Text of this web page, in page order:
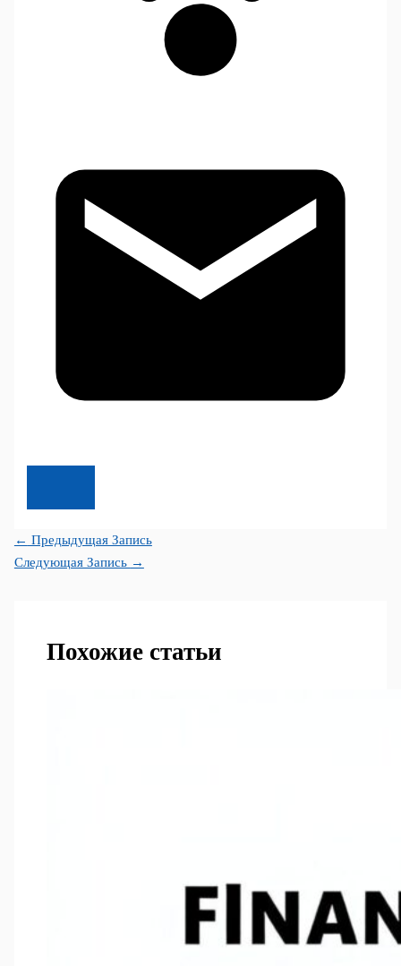
← Предыдущая Запись
Следующая Запись →
Похожие статьи